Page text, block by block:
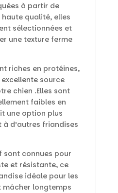
à partir de
qualité, elles
sélectionnées et
une texture ferme
riches en protéines,
source
chien .Elles sont
faibles en
une option plus
d’autres friandises
sont connues pour
et résistante, ce
idéale pour les
mâcher longtemps